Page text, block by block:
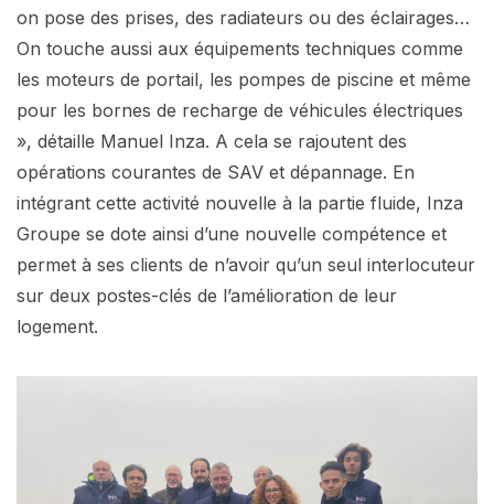
on pose des prises, des radiateurs ou des éclairages…
On touche aussi aux équipements techniques comme
les moteurs de portail, les pompes de piscine et même
pour les bornes de recharge de véhicules électriques
», détaille Manuel Inza. A cela se rajoutent des
opérations courantes de SAV et dépannage. En
intégrant cette activité nouvelle à la partie fluide, Inza
Groupe se dote ainsi d’une nouvelle compétence et
permet à ses clients de n’avoir qu’un seul interlocuteur
sur deux postes-clés de l’amélioration de leur
logement.